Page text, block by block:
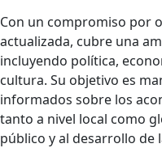
Con un compromiso por
actualizada, cubre una
incluyendo política,
cultura. Su objetivo es
informados sobre los
tanto a nivel local como
público y al desarrollo de